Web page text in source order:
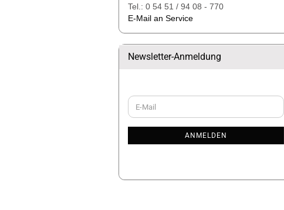
Tel.: 0 54 51 / 94 08 - 770
E-Mail an Service
Newsletter-Anmeldung
WEITER
ZUR
E-
Mail
ANMELDEN